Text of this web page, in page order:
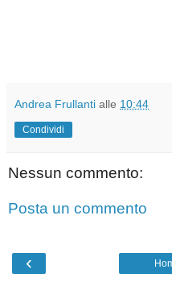
Andrea Frullanti alle 10:44
Condividi
Nessun commento:
Posta un commento
‹